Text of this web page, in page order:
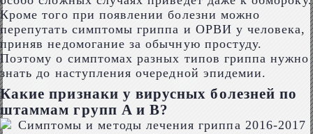
Кроме того при появлении болезни можно
перепутать симптомы гриппа и ОРВИ у человека,
приняв недомогание за обычную простуду.
Поэтому о симптомах разных типов гриппа нужно
знать до наступления очередной эпидемии.
Какие признаки у вирусных болезней по
штаммам групп A и B?